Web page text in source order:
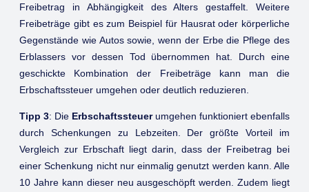
Freibetrag in Abhängigkeit des Alters gestaffelt. Weitere
Freibeträge gibt es zum Beispiel für Hausrat oder körperliche
Gegenstände wie Autos sowie, wenn der Erbe die Pflege des
Erblassers vor dessen Tod übernommen hat. Durch eine
geschickte Kombination der Freibeträge kann man die
Erbschaftssteuer umgehen oder deutlich reduzieren.
Tipp 3: Die Erbschaftssteuerumgehen funktioniert ebenfalls
durch Schenkungen zu Lebzeiten. Der größte Vorteil im
Vergleich zur Erbschaft liegt darin, dass der Freibetrag bei
einer Schenkung nicht nur einmalig genutzt werden kann. Alle
10 Jahre kann dieser neu ausgeschöpft werden. Zudem liegt